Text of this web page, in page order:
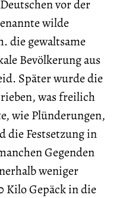
vor der
wilde
die gewaltsame
Bevölkerung aus
Später wurde die
was freilich
wie Plünderungen,
die Festsetzung in
Gegenden
weniger
Kilo Gepäck in die